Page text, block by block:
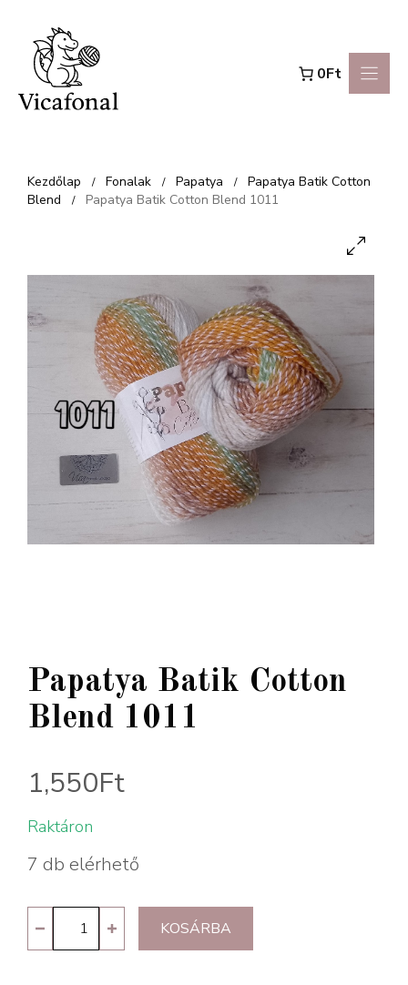
Kilépés
tartalomba
0Ft
Kezdőlap / Fonalak / Papatya /
Papatya Batik Cotton
Blend
/ Papatya Batik Cotton Blend 1011
Papatya Batik Cotton
Blend 1011
1,550Ft
Raktáron
7 db elérhető
Papatya
Batik
KOSÁRBA